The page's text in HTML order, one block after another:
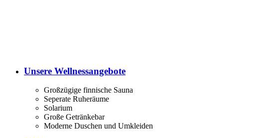
Unsere Wellnessangebote
Großzügige finnische Sauna
Seperate Ruheräume
Solarium
Große Getränkebar
Moderne Duschen und Umkleiden